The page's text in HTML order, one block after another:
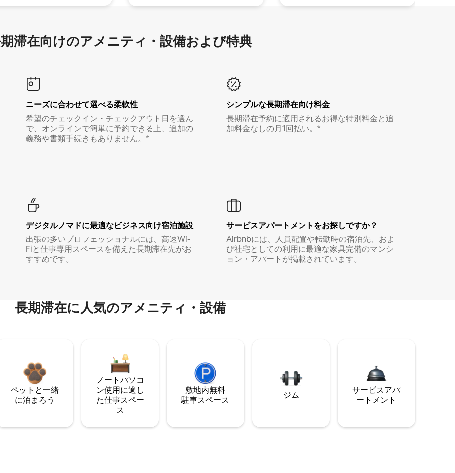
滞在向け⁠のア⁠メ⁠ニ⁠テ⁠ィ⁠・設⁠備⁠および特⁠典
ニーズに合わせて選べる柔軟性
希望のチェックイン・チェックアウト日を選ん
で、オンラインで簡単に予約できる上、追加の
義務や書類手続きもありません。*
シンプルな長期滞在向け料金
長期滞在予約に適用されるお得な特別料金と追
加料金なしの月1回払い。*
デジタルノマド⁠に最⁠適⁠なビ⁠ジ⁠ネ⁠ス⁠向⁠け宿⁠泊⁠施⁠設
出張の多いプロフェッショナルには、高速Wi-
Fiと仕事専用スペースを備えた長期滞在先がお
すすめです。
サービスアパートメントをお探しですか？
Airbnbには、人員配置や転勤時の宿泊先、およ
び社宅としての利用に最適な家具完備のマンシ
ョン・アパートが掲載されています。
長期滞在に人気のアメニティ・設備
ペットと一緒
に泊まろう
ノートパソコ
ン使用に適し
た仕事スペー
ス
敷地内無料
駐⁠車ス⁠ペ⁠ー⁠ス
ジム
サービスアパ
ートメント